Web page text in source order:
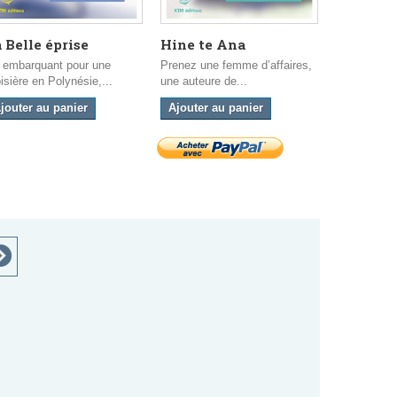
Belle éprise
embarquant pour une
en Polynésie,...
au panier
Hine te Ana
Prenez une femme d’affaires,
une auteure de...
Ajouter au panier